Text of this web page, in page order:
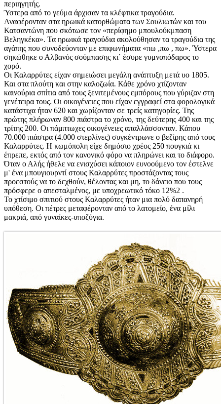
περιηγητής.
Ύστερα από το γεύμα άρχισαν τα κλέφτικα τραγούδια.
Αναφέρονταν στα ηρωικά κατορθώματα των Σουλιωτών και του
Κατσαντώνη που σκότωσε τον «περίφημο μπουλούκμπαση
Βεληγκέκα». Τα ηρωικά τραγούδια ακολούθησαν τα τραγούδια της
αγάπης που συνοδεύονταν με επιφωνήματα «πω ,πω , πω». Ύστερα
σηκώθηκε ο Αλβανός σούμπασης κι΄ έσυρε γυμνοπόδαρος το
χορό.
Οι Καλαρρύτες είχαν σημειώσει μεγάλη ανάπτυξη μετά υο 1805.
Και στα πλούτη και στην καλοζωία. Κάθε χρόνο χτίζονταν
καινούρια σπίτια από τους ξενιτεμένους εμπόρους που γύριζαν στη
γενέτειρα τους. Οι οικογένειες που είχαν εγγραφεί στα φορολογικά
κατάστιχα ήταν 620 και χωρίζονταν σε τρείς κατηγορίες. Της
πρώτης πλήρωναν 800 πιάστρα το χρόνο, της δεύτερης 400 και της
τρίτης 200. Οι πάμπτωχες οικογένειες απαλλάσσονταν. Κάπου
70.000 πιάστρα (4.000 στερλίνες) συγκέντρωνε ο βεζίρης από τους
Καλαρρύτες. Η κωμόπολη είχε δημόσιο χρέος 250 πουγκιά κι
έπρεπε, εκτός από τον κανονικό φόρο να πληρώνει και το διάφορο.
Όταν ο Αλής ήθελε να ενισχύσει κάποιον ευνοούμενο τον έστελνε
μ' ένα μπουγιουρντί στους Καλαρρύτες προστάζοντας τους
προεστούς να το δεχθούν, θέλοντας και μη, το δάνειο που τους
πρόσφερε ο απεσταλμένος, με υποχρεωτικό τόκο 12%2 .
Το χτίσιμο σπιτιού στους Καλαρρύτες ήταν μια πολύ δαπανηρή
υπόθεση. Οι πέτρες μεταφέρονταν από το λατομείο, ένα μίλι
μακριά, από γυναίκες-υποζύγια.